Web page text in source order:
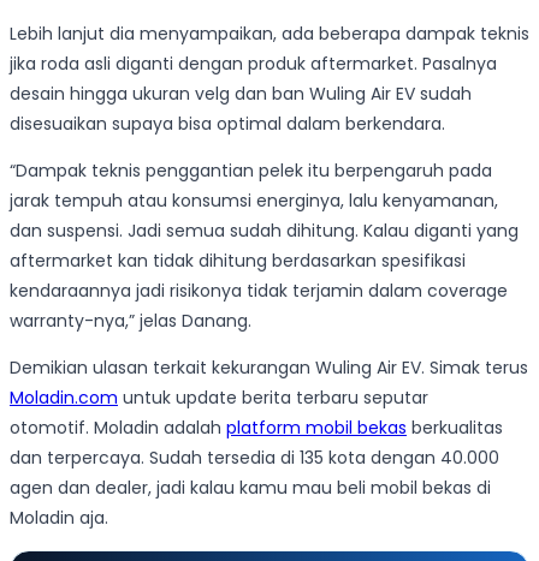
Lebih lanjut dia menyampaikan, ada beberapa dampak teknis
jika roda asli diganti dengan produk aftermarket. Pasalnya
desain hingga ukuran velg dan ban Wuling Air EV sudah
disesuaikan supaya bisa optimal dalam berkendara.
“Dampak teknis penggantian pelek itu berpengaruh pada
jarak tempuh atau konsumsi energinya, lalu kenyamanan,
dan suspensi. Jadi semua sudah dihitung. Kalau diganti yang
aftermarket kan tidak dihitung berdasarkan spesifikasi
kendaraannya jadi risikonya tidak terjamin dalam coverage
warranty-nya,” jelas Danang.
Demikian ulasan terkait kekurangan Wuling Air EV. Simak terus
Moladin.com untuk update berita terbaru seputar
otomotif. Moladin adalah platform mobil bekas berkualitas
dan terpercaya. Sudah tersedia di 135 kota dengan 40.000
agen dan dealer, jadi kalau kamu mau beli mobil bekas di
Moladin aja.